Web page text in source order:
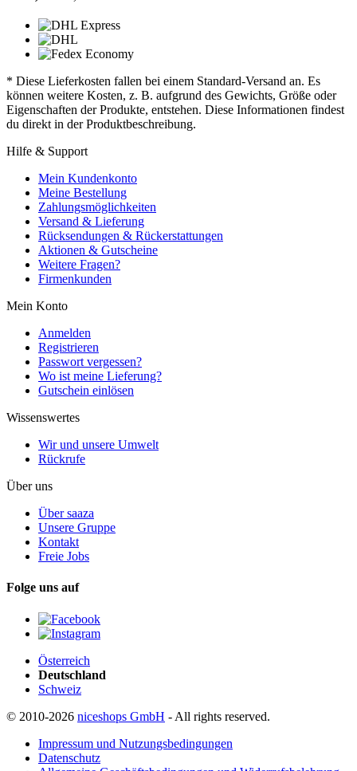
* Diese Lieferkosten fallen bei einem Standard-Versand an. Es
können weitere Kosten, z. B. aufgrund des Gewichts, Größe oder
Eigenschaften der Produkte, entstehen. Diese Informationen findest
du direkt in der Produktbeschreibung.
Hilfe & Support
Mein Kundenkonto
Meine Bestellung
Zahlungsmöglichkeiten
Versand & Lieferung
Rücksendungen & Rückerstattungen
Aktionen & Gutscheine
Weitere Fragen?
Firmenkunden
Mein Konto
Anmelden
Registrieren
Passwort vergessen?
Wo ist meine Lieferung?
Gutschein einlösen
Wissenswertes
Wir und unsere Umwelt
Rückrufe
Über uns
Über saaza
Unsere Gruppe
Kontakt
Freie Jobs
Folge uns auf
Österreich
Deutschland
Schweiz
© 2010-2026 niceshops GmbH - All rights reserved.
Impressum und Nutzungsbedingungen
Datenschutz